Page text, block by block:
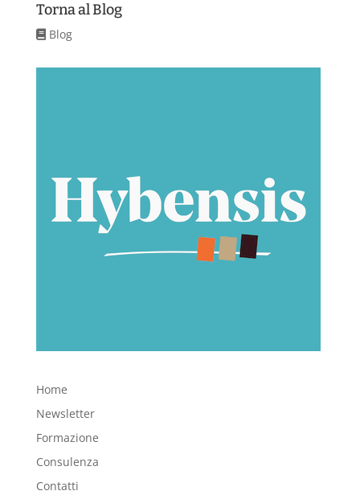
Torna al Blog
Blog
Home
Newsletter
Formazione
Consulenza
Contatti